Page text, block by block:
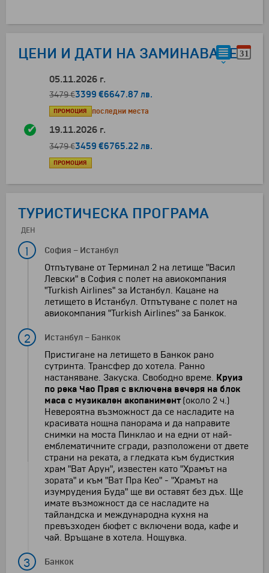
ЦЕНИ И ДАТИ НА ЗАМИНАВАНЕ
05.11.2026 г.
3479 €3399 €6647.87 лв.
ПРОМОЦИЯ последни места
19.11.2026 г.
3479 €3459 €6765.22 лв.
ПРОМОЦИЯ
ТУРИСТИЧЕСКА ПРОГРАМА
ДЕН
1 София – Истанбул
Отпътуване от Терминал 2 на летище "Васил
Левски" в София с полет на авиокомпания
"Turkish Airlines" за Истанбул. Кацане на
летището в Истанбул. Отпътуване с полет на
авиокомпания "Turkish Airlines" за Банкок.
2 Истанбул – Банкок
Пристигане на летището в Банкок рано
сутринта. Трансфер до хотела. Ранно
настаняване. Закуска. Свободно време. Круиз
по река Чао Прая с включена вечеря на блок
маса с музикален акопанимент(около 2 ч.)
Невероятна възможност да се насладите на
красивата нощна панорама и да направите
снимки на моста Пинклао и на едни от най-
емблематичните сгради, разположени от двете
страни на реката, а гледката към будисткия
храм "Ват Арун", известен като "Храмът на
зората" и към "Ват Пра Кео" - "Храмът на
изумрудения Буда" ще ви оставят без дъх. Ще
имате възможност да се насладите на
тайландска и международна кухня на
превъзходен бюфет с включени вода, кафе и
чай. Връщане в хотела. Нощувка.
3 Банкок